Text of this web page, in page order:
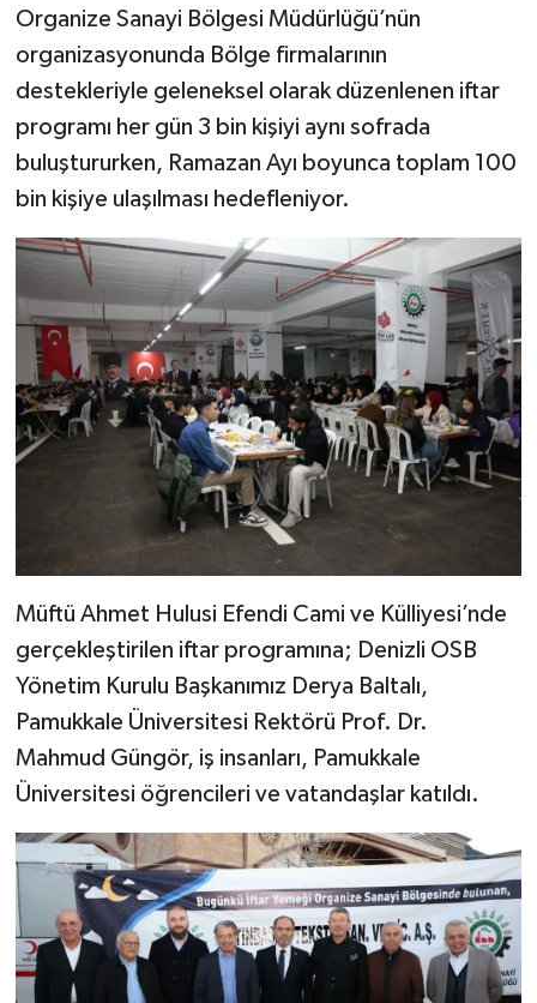
Organize Sanayi Bölgesi Müdürlüğü’nün
organizasyonunda Bölge firmalarının
destekleriyle geleneksel olarak düzenlenen iftar
programı her gün 3 bin kişiyi aynı sofrada
buluştururken, Ramazan Ayı boyunca toplam 100
bin kişiye ulaşılması hedefleniyor.
Müftü Ahmet Hulusi Efendi Cami ve Külliyesi’nde
gerçekleştirilen iftar programına; Denizli OSB
Yönetim Kurulu Başkanımız Derya Baltalı,
Pamukkale Üniversitesi Rektörü Prof. Dr.
Mahmud Güngör, iş insanları, Pamukkale
Üniversitesi öğrencileri ve vatandaşlar katıldı.